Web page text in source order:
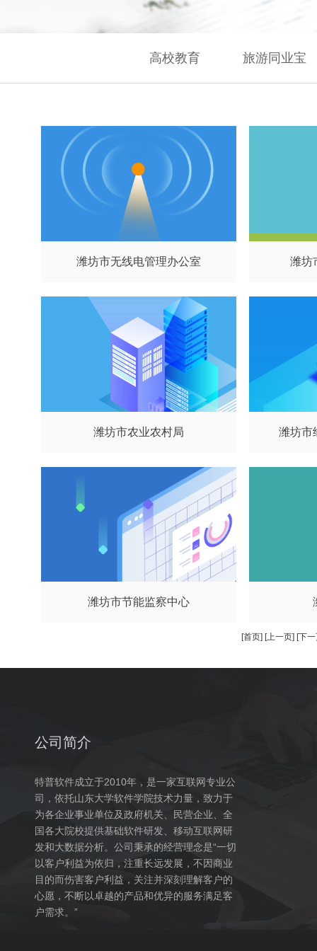
高校教育 旅游同业宝
潍坊市无线电管理办公室 潍坊
潍坊市农业农村局 潍坊市
潍坊市节能监察中心
[首页] [上一页] [下
公司简介
特普软件成立于2010年，是一家互联网专业公
司，依托山东大学软件学院技术力量，致力于
为各企业事业单位及政府机关、民营企业、全
国各大院校提供基础软件研发、移动互联网研
发和大数据分析。公司秉承的经营理念是“一切
以客户利益为依归，注重长远发展，不因商业
目的而伤害客户利益，关注并深刻理解客户的
心愿，不断以卓越的产品和优异的服务满足客
户需求。”